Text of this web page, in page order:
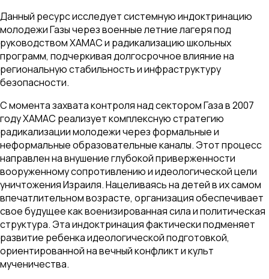
Данный ресурс исследует системную индоктринацию
молодежи Газы через военные летние лагеря под
руководством ХАМАС и радикализацию школьных
программ, подчеркивая долгосрочное влияние на
региональную стабильность и инфраструктуру
безопасности.
С момента захвата контроля над сектором Газа в 2007
году ХАМАС реализует комплексную стратегию
радикализации молодежи через формальные и
неформальные образовательные каналы. Этот процесс
направлен на внушение глубокой приверженности
вооруженному сопротивлению и идеологической цели
уничтожения Израиля. Нацеливаясь на детей в их самом
впечатлительном возрасте, организация обеспечивает
свое будущее как военизированная сила и политическая
структура. Эта индоктринация фактически подменяет
развитие ребенка идеологической подготовкой,
ориентированной на вечный конфликт и культ
мученичества.